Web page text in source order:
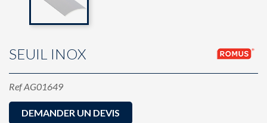
SEUIL INOX
RefAG01649
DEMANDER UN DEVIS